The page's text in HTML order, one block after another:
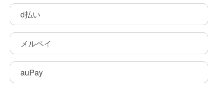
d払い
メルペイ
auPay